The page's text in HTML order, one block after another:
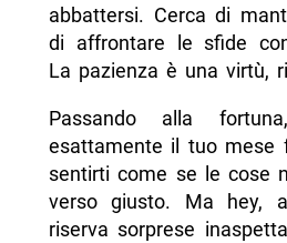
abbattersi. Cerca di
di affrontare le sfide
La pazienza è una virtù,
Passando alla
esattamente il tuo mese
sentirti come se le cose
verso giusto. Ma hey,
riserva sorprese